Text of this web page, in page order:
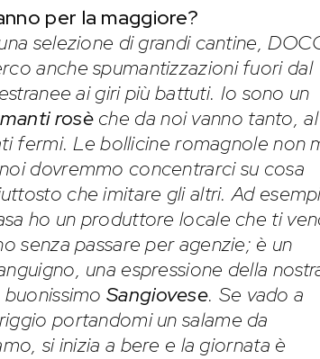
per la maggiore?
selezione di grandi cantine,
anche spumantizzazioni fuori dal
ai giri più battuti. Io sono un
rosèche da noi vanno tanto, al
fermi. Le bollicine romagnole non
dovremmo concentrarci su cosa
che imitare gli altri. Ad
ho un produttore locale che ti
senza passare per agenzie; è un
una espressione della
buonissimoSangiovese. Se vado a
portandomi un salame da
si inizia a bere e la giornata è